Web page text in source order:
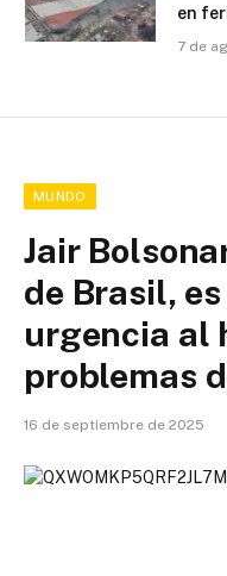
en
7 de
MUNDO
Jair
de Brasil,
urgencia al
problemas
16 de septiembre de 2025